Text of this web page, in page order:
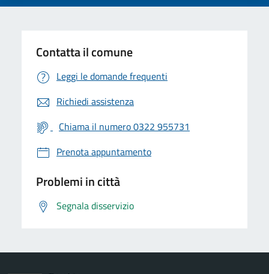
Contatta il comune
Leggi le domande frequenti
Richiedi assistenza
Chiama il numero 0322 955731
Prenota appuntamento
Problemi in città
Segnala disservizio